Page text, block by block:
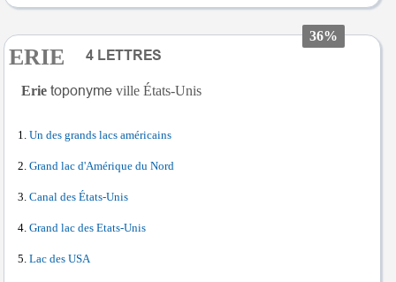
36%
ERIE
Erie ville États-Unis
Un des grands lacs américains
Grand lac d'Amérique du Nord
Canal des États-Unis
Grand lac des Etats-Unis
Lac des USA